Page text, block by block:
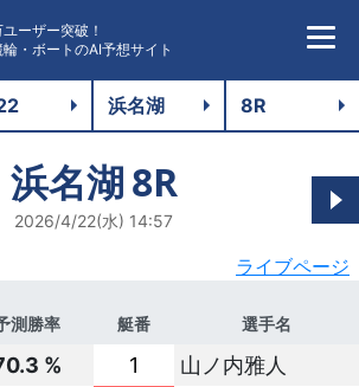
ーザー突破！
・ボートのAI予想サイト
浜名湖8R
2026/4/22(水) 14:57
ライブページ
測勝率 艇番 選手名
% 1
山ノ内雅人